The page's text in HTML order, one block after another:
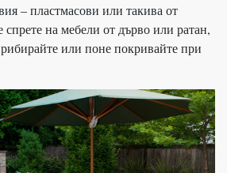
– пластмасови или такива от
спрете на мебели от дърво или ратан,
или поне покривайте при